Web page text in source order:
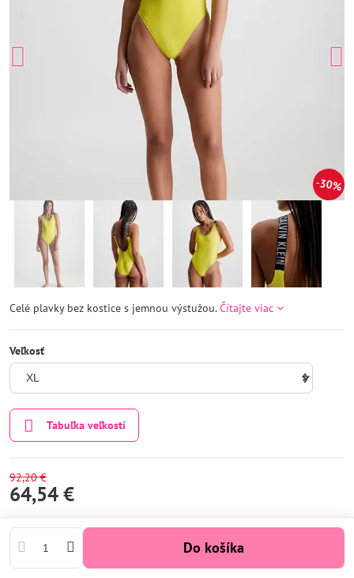
30%
Celé plavky bez kostice s jemnou výstužou.Čítajte viac
Veľkosť
Tabuľka veľkostí
92,20 €
64,54 €
Do košíka